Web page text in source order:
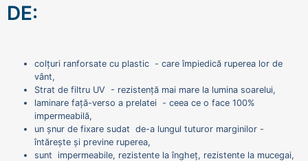
DE:
colțuri ranforsate cu plastic - care împiedică ruperea lor de
vânt,
Strat de filtru UV - rezistență mai mare la lumina soarelui,
laminare față-verso a prelatei - ceea ce o face 100%
impermeabilă,
un șnur de fixare sudat de-a lungul tuturor marginilor -
întărește și previne ruperea,
sunt impermeabile, rezistente la îngheț, rezistente la mucegai,